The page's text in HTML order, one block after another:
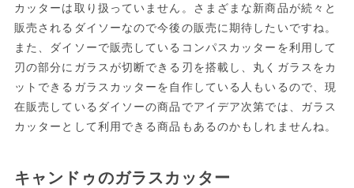
カッターは取り扱っていません。さまざまな新商品が続々と
販売されるダイソーなので今後の販売に期待したいですね。
また、ダイソーで販売しているコンパスカッターを利用して
刃の部分にガラスが切断できる刃を搭載し、丸くガラスをカ
ットできるガラスカッターを自作している人もいるので、現
在販売しているダイソーの商品でアイデア次第では、ガラス
カッターとして利用できる商品もあるのかもしれませんね。
キャンドゥのガラスカッター